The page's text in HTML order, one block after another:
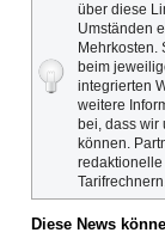
über diese
Umständen
Mehrkosten.
beim
integrierten
weitere
bei, dass wir
können.
redaktionelle
Tarifrechnern.
Diese News